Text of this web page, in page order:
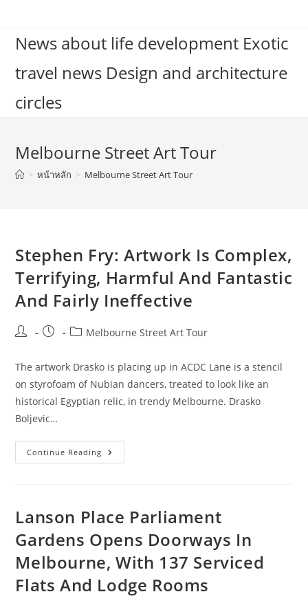
contentNews about life development Exotic
travel news Design and architecture
circles
Melbourne Street Art Tour
> หน้าหลัก > Melbourne Street Art Tour
Stephen Fry: Artwork Is Complex,
Terrifying, Harmful And Fantastic
And Fairly Ineffective
Post
Post
PostMelbourne Street Art Tour
The artwork Drasko is placing up in ACDC Lane is a stencil
on styrofoam of Nubian dancers, treated to look like an
historical Egyptian relic, in trendy Melbourne. Drasko
Boljevic…
Continue Reading Stephen
Fry:
Harmful
And
And
Fairly
Ineffective
Lanson Place Parliament
Gardens Opens Doorways In
Melbourne, With 137 Serviced
Flats And Lodge Rooms